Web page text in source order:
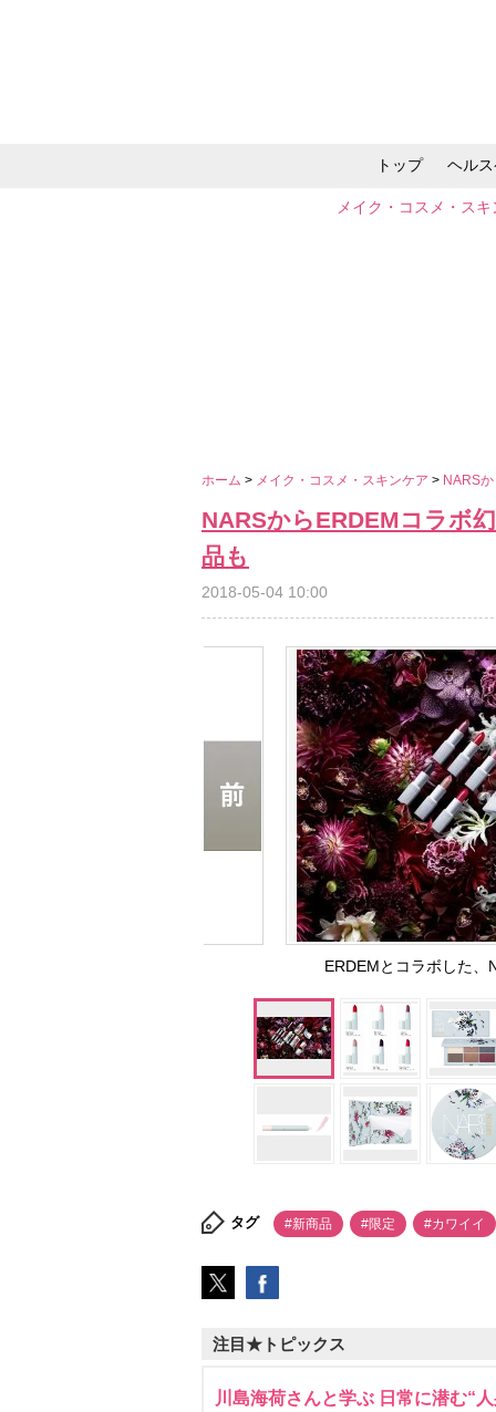
トップ ヘル
メイク・コスメ・ス
ホーム > メイク・コスメ・スキンケア > NARS
NARSからERDEMコラボ
品も
2018-05-04 10:00
ERDEMとコラボした、
タグ #新商品 #限定 #カワイイ
注目★トピックス
川島海荷さんと学ぶ 日常に潜む“